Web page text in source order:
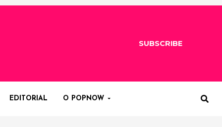
SUBSCRIBE
EDITORIAL O POPNOW